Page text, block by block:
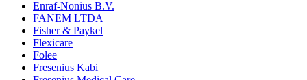
Enraf-Nonius B.V.
FANEM LTDA
Fisher & Paykel
Flexicare
Folee
Fresenius Kabi